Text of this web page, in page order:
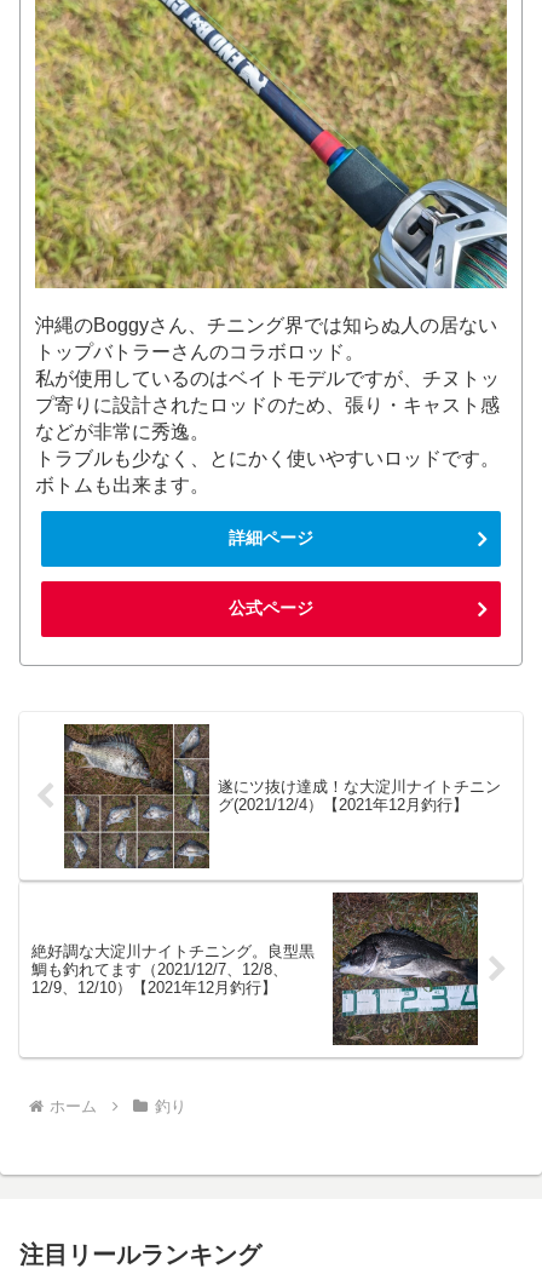
沖縄のBoggyさん、チニング界では知らぬ人の居ない
トップバトラーさんのコラボロッド。
私が使用しているのはベイトモデルですが、チヌトッ
プ寄りに設計されたロッドのため、張り・キャスト感
などが非常に秀逸。
トラブルも少なく、とにかく使いやすいロッドです。
ボトムも出来ます。
詳細ページ
公式ページ
遂にツ抜け達成！な大淀川ナイトチニン
グ(2021/12/4）【2021年12月釣行】
絶好調な大淀川ナイトチニング。良型黒
鯛も釣れてます（2021/12/7、12/8、
12/9、12/10）【2021年12月釣行】
ホーム 釣り
注目リールランキング